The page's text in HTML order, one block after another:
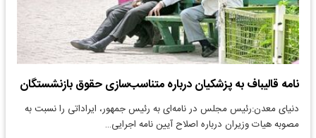
نامه قالیباف به پزشکیان درباره متناسب‌سازی حقوق بازنشستگان
دنیای معدن:رئیس مجلس در نامه‌ای به رئیس جمهور، ایراداتی را نسبت به
مصوبه هیات وزیران درباره اصلاح آیین نامه اجرایی…